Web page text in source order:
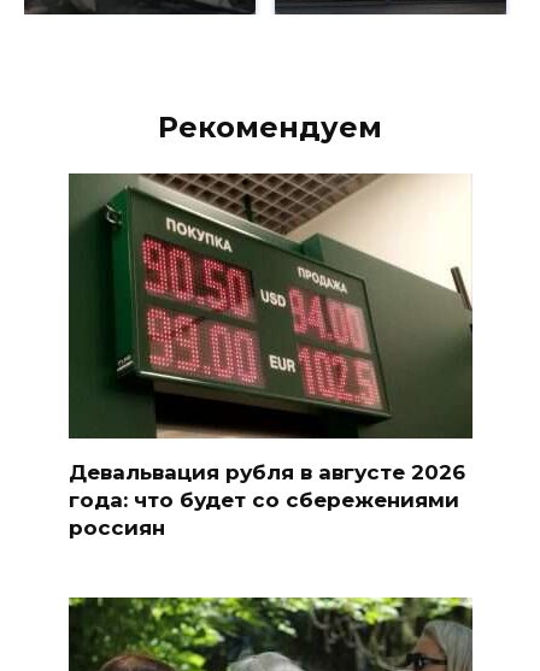
Рекомендуем
Девальвация рубля в августе 2026
года: что будет со сбережениями
россиян